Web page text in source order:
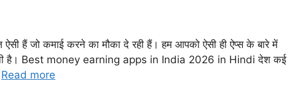
हैं जो कमाई करने का मौका दे रही हैं। हम आपको ऐसी ही ऐप्स के बारे में
है। Best money earning apps in India 2026 in Hindi देश कई
Read more